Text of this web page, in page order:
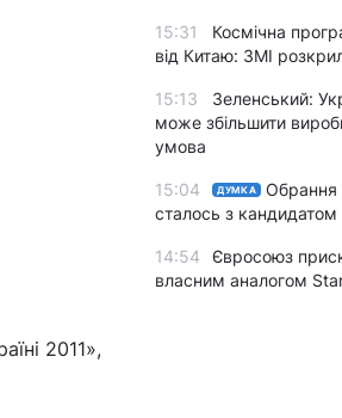
2011»,
15:31
Космічна
від Китаю: ЗМІ
15:13
Зеленський:
може збільшити
умова
15:04 ДУМКА
Обрання
сталось з кандидатом
14:54
Євросоюз
власним аналогом